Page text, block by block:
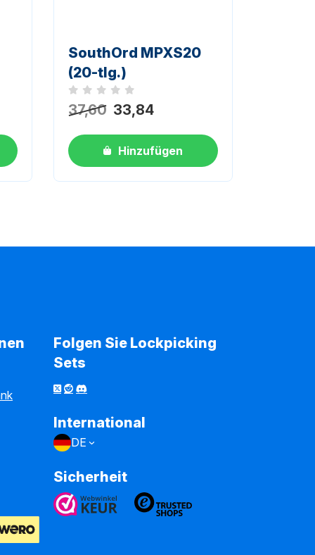
SouthOrd MPXS20
(20-tlg.)
Noch keine Bewertungen
37,60 33,84
Hinzufügen
Folgen Sie Lockpicking
Sets
International
DE
Sicherheit